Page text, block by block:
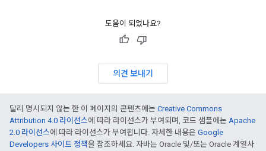
도움이 되었나요?
의견 보내기
달리 명시되지 않는 한 이 페이지의 콘텐츠에는 Creative Commons
Attribution 4.0 라이선스에 따라 라이선스가 부여되며, 코드 샘플에는 Apache
2.0 라이선스에 따라 라이선스가 부여됩니다. 자세한 내용은 Google
Developers 사이트 정책을 참조하세요. 자바는 Oracle 및/또는 Oracle 계열사